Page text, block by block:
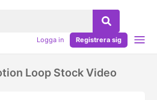
Logga in Registrera sig
Loop Stock Video